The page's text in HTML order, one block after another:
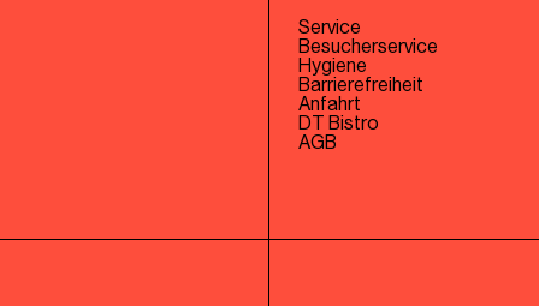
Service
Besucherservice
Hygiene
Barrierefreiheit
Anfahrt
DT Bistro
AGB